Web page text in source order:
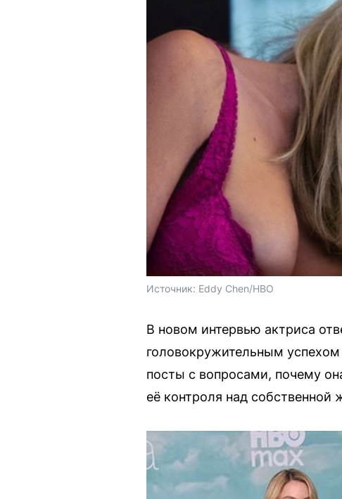
Источник: Eddy Chen/HBO
В новом интервью актриса
головокружительным успехом
посты с вопросами, почему
её контроля над собственной